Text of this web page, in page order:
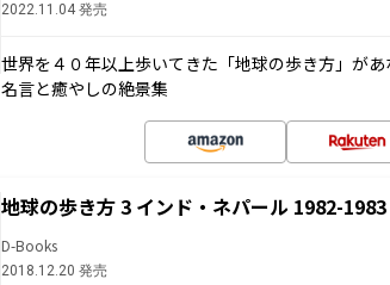
2022.11.04 発売
世界を４０年以上歩いてきた「地球の歩き方」が
名言と癒やしの絶景集
地球の歩き方 3 インド・ネパール 1982-1983
D-Books
2018.12.20 発売